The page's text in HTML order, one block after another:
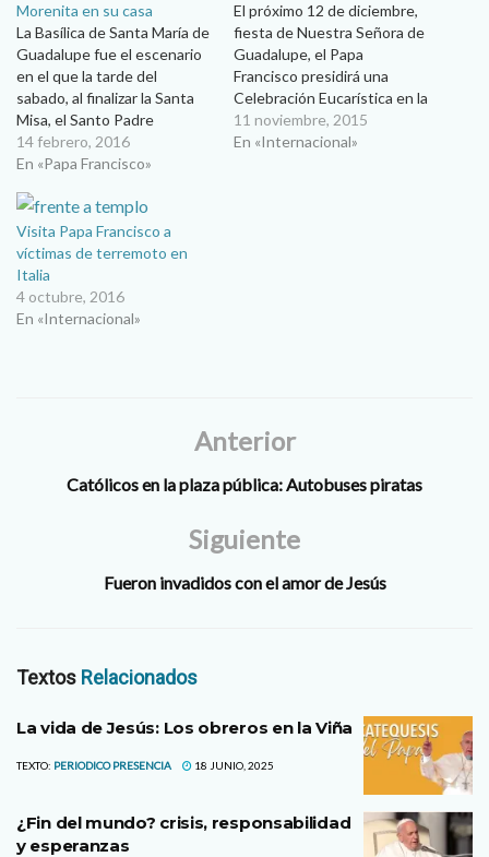
Morenita en su casa
La Basílica de Santa María de
Guadalupe fue el escenario
en el que la tarde del
sabado, al finalizar la Santa
Misa, el Santo Padre
Francisco tuvo unos minutos
de oración en solitario ante
el Camarín de la Virgen de
Guadalupe, el Papa cumplió
el…
14 febrero, 2016
En «Papa Francisco»
El próximo 12 de diciembre,
fiesta de Nuestra Señora de
Guadalupe, el Papa
Francisco presidirá una
Celebración Eucarística en la
Basílica de San Pedro en
honor de la Emperatriz de
11 noviembre, 2015
En «Internacional»
Visita Papa Francisco a
víctimas de terremoto en
Italia
4 octubre, 2016
En «Internacional»
Anterior
Católicos en la plaza pública: Autobuses piratas
Siguiente
Fueron invadidos con el amor de Jesús
Textos Relacionados
La vida de Jesús: Los obreros en la Viña
TEXTO: PERIODICO PRESENCIA 18 JUNIO, 2025
¿Fin del mundo? crisis, responsabilidad
y esperanzas